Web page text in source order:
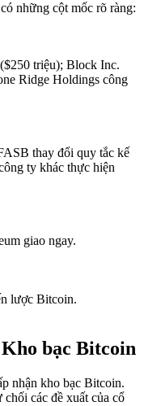
những cột mốc rõ ràng:
triệu); Block Inc.
Ridge Holdings công
thay đổi quy tắc kế
ty khác thực hiện
giao ngay.
lược Bitcoin.
bạc Bitcoin
nhận kho bạc Bitcoin.
các đề xuất của cổ